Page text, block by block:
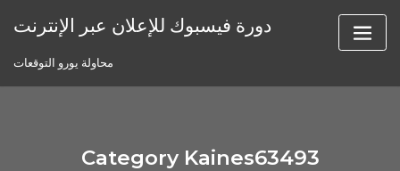
دورة فيسبوك للإعلان عبر الإنترنت
محاولة يورو التوقعات
Category Kaines63493